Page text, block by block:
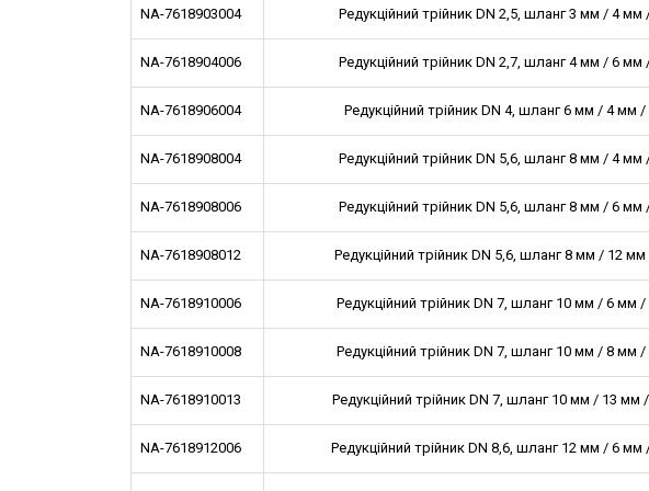
NA-7618903004 Редукційний трійник DN 2,5, шланг 3 мм / 4
NA-7618904006 Редукційний трійник DN 2,7, шланг 4 мм / 6
NA-7618906004 Редукційний трійник DN 4, шланг 6 мм / 4 мм
NA-7618908004 Редукційний трійник DN 5,6, шланг 8 мм / 4
NA-7618908006 Редукційний трійник DN 5,6, шланг 8 мм / 6
NA-7618908012 Редукційний трійник DN 5,6, шланг 8 мм / 12
NA-7618910006 Редукційний трійник DN 7, шланг 10 мм / 6 мм
NA-7618910008 Редукційний трійник DN 7, шланг 10 мм / 8 мм
NA-7618910013 Редукційний трійник DN 7, шланг 10 мм / 13 мм
NA-7618912006 Редукційний трійник DN 8,6, шланг 12 мм / 6